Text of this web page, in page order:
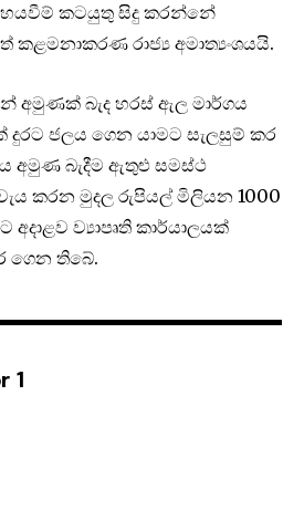
කටයුතු සිදු කරන්නේ
කළමනාකරණ රාජ්‍ය අමාත්‍යංශයයි.
අමුණක් බැද හරස් ඇල මාර්ගය
දුරට ජලය ගෙන යාමට සැලසුම් කර
අමුණ බැදීම ඇතුළු සමස්ථ
කරන මුදල රුපියල් මිලියන 1000
ව්‍යාපෘති කාර්යාලයක්
ගෙන තිබේ.
1